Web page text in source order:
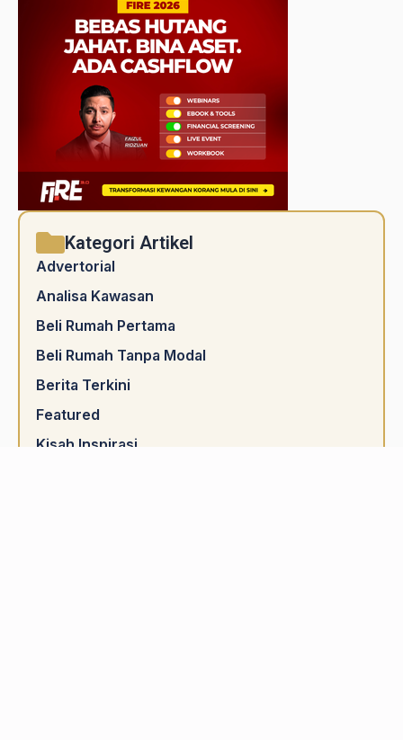
Kategori Artikel
Advertorial
Analisa Kawasan
Beli Rumah Pertama
Beli Rumah Tanpa Modal
Berita Terkini
Featured
Kisah Inspirasi